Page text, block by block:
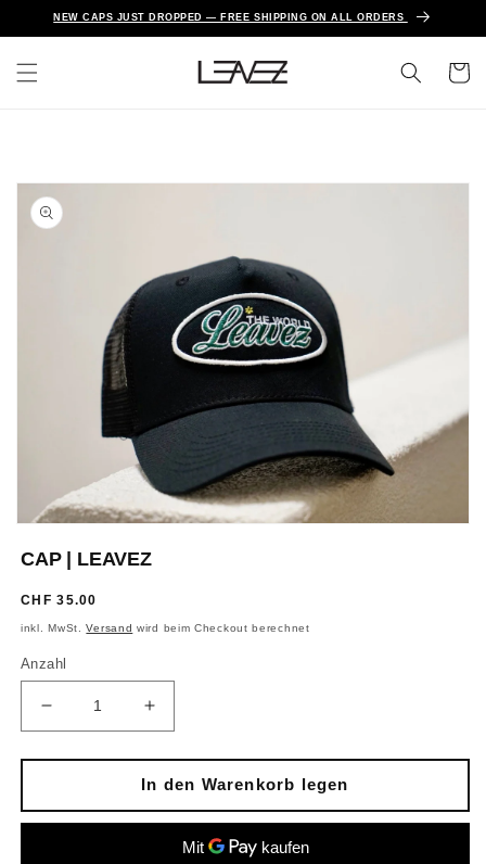
zumNEW CAPS JUST DROPPED — FREE SHIPPING ON ALL ORDERS
in
öffnen
CAP | LEAVEZ
Normaler
Preis
CHF 35.00
inkl. MwSt.Versand wird beim Checkout berechnet
Anzahl
Verringere
die
Menge
CAP
|
Erhöhe
die
Menge
für
CAP
|
LEAVEZ
In den Warenkorb legen